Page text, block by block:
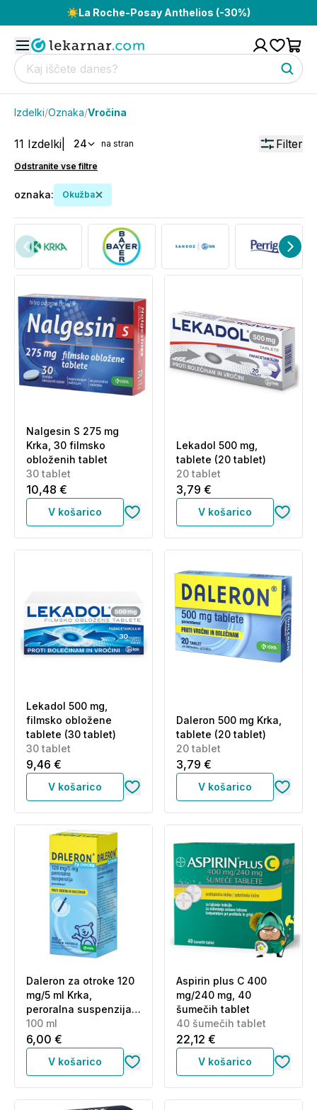
☀️La Roche-Posay Anthelios (-30%)
Izdelki/Oznaka/Vročina
11 Izdelki 24 na stran Filter
Odstranite vse filtre
oznaka: Okužba
Nalgesin S 275 mg
Krka, 30 filmsko
obloženih tablet
30 tablet
10,48 €
V košarico
Lekadol 500 mg,
tablete (20 tablet)
20 tablet
3,79 €
V košarico
Lekadol 500 mg,
filmsko obložene
tablete (30 tablet)
30 tablet
9,46 €
V košarico
Daleron 500 mg Krka,
tablete (20 tablet)
20 tablet
3,79 €
V košarico
Daleron za otroke 120
mg/5 ml Krka,
peroralna suspenzija
(100 ml)
100 ml
6,00 €
V košarico
Aspirin plus C 400
mg/240 mg, 40
šumečih tablet
40 šumečih tablet
22,12 €
V košarico